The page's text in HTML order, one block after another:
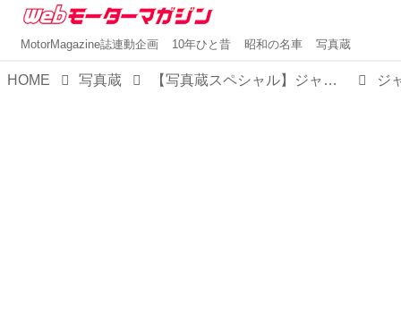
MotorMagazine誌連動企画 10年ひと昔 昭和の名車 写真蔵
HOME 写真蔵 【写真蔵スペシャル】ジャパン トラックショー2024で注目された「はたらくクルマ」たち